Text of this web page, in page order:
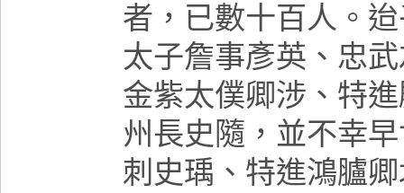
者，已數十百人。
太子詹事彥英、忠
金紫太僕卿涉、特
州長史隨，並不幸
刺史瑀、特進鴻臚